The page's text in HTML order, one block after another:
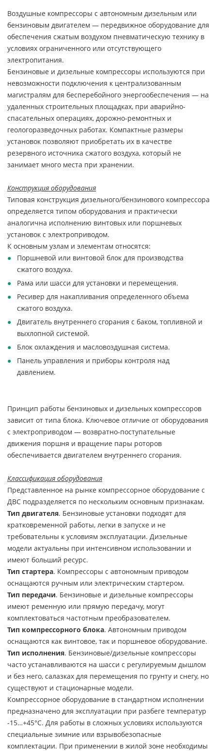
Воздушные компрессоры с автономным дизельным или
бензиновым двигателем — передвижное оборудование для
обеспечения сжатым воздухом пневматическую технику в
условиях ограниченного или отсутствующего
электропитания.
Бензиновые и дизельные компрессоры используются при
невозможности подключения к централизованным
магистралям для бесперебойного энергообеспечения — на
удаленных строительных площадках, при аварийно-
спасательных операциях, дорожно-ремонтных и
геологоразведочных работах. Компактные размеры
установок позволяют приобретать их в качестве
резервного источника сжатого воздуха, который не
занимает много места при хранении.
Конструкция оборудования
Типовая конструкция дизельного/бензинового компрессора
определяется типом оборудования и практически
аналогична исполнению винтовых или поршневых
установок с электроприводом.
К основным узлам и элементам относятся:
Поршневой или винтовой блок для производства
сжатого воздуха.
Рама или шасси для установки и перемещения.
Ресивер для накапливания определенного объема
сжатого воздуха.
Двигатель внутреннего сгорания с баком, топливной и
выхлопной системой.
Блок охлаждения и масловоздушная система.
Панель управления и приборы контроля над
давлением.
Принцип работы бензиновых и дизельных компрессоров
зависит от типа блока. Ключевое отличие от оборудования
с электроприводом — возвратно-поступательные
движения поршня и вращение пары роторов
обеспечивается двигателем внутреннего сгорания.
Классификация оборудования
Представленное на рынке компрессорное оборудование с
ДВС подразделяется по нескольким основным признакам.
Тип двигателя. Бензиновые установки подходят для
кратковременной работы, легки в запуске и не
требовательны к условиям эксплуатации. Дизельные
модели актуальны при интенсивном использовании и
имеют больший ресурс.
Тип стартера. Компрессоры с автономным приводом
оснащаются ручным или электрическим стартером.
Тип передачи. Бензиновые и дизельные компрессоры
имеют ременную или прямую передачу, могут
комплектоваться частотным преобразователем.
Тип компрессорного блока. Автономным приводом
оснащаются как винтовое, так и поршневое оборудование.
Тип исполнения. Бензиновые/дизельные компрессоры
часто устанавливаются на шасси с регулируемым дышлом
и без него, салазках для перемещения по грунту и снегу, но
существуют и стационарные модели.
Компрессорное оборудование в стандартном исполнении
предназначено для эксплуатации при разбеге температур
-15…+45°С. Для работы в сложных условиях используются
специальные зимние или взрывобезопасные
комплектации. При применении в жилой зоне необходимы